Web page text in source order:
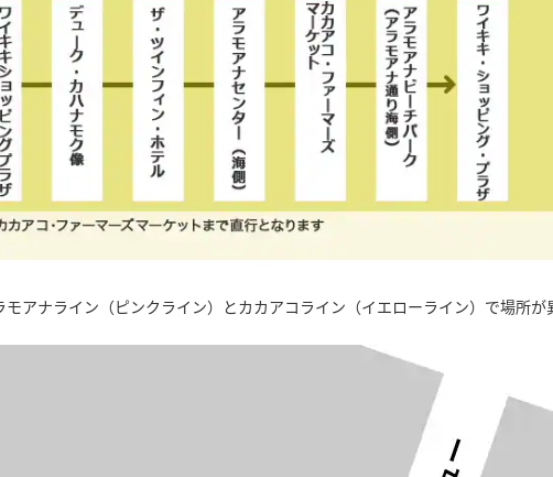
アナライン（ピンクライン）とカカアコライン（イエローライン）で場所